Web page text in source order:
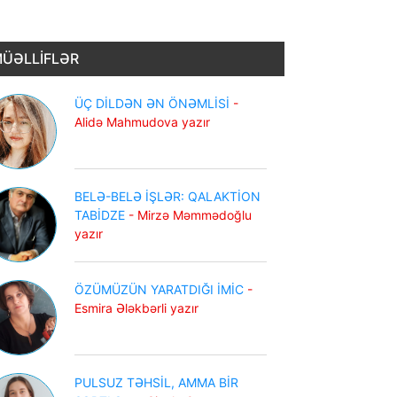
ÜÇ DİLDƏN ƏN ÖNƏMLİSİ -
Alidə Mahmudova yazır
BELƏ-BELƏ İŞLƏR: QALAKTİON
TABİDZE - Mirzə Məmmədoğlu
yazır
ÖZÜMÜZÜN YARATDIĞI İMİC -
Esmira Ələkbərli yazır
PULSUZ TƏHSİL, AMMA BİR